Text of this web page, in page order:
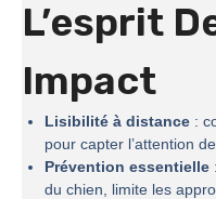
L’esprit
Impact
Lisibilité à distance :
pour capter l’attention
Prévention essentielle
du chien, limite les